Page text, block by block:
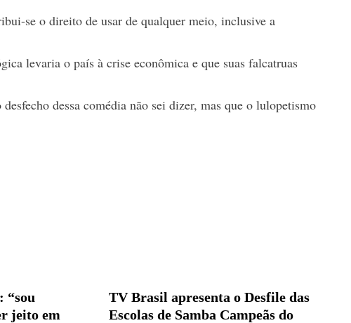
se o direito de usar de qualquer meio, inclusive a
levaria o país à crise econômica e que suas falcatruas
dessa comédia não sei dizer, mas que o lulopetismo
“sou
jeito em
TV Brasil apresenta o Desfile das
Escolas de Samba Campeãs do